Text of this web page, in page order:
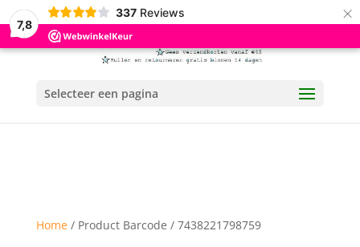
7,8
337 Reviews ×
Selecteer een pagina
Home/ Product Barcode / 7438221798759